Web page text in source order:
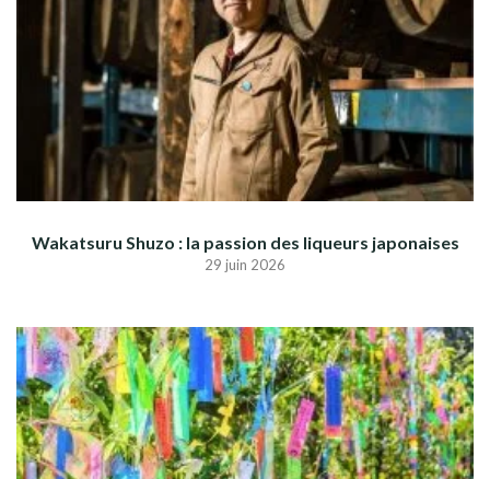
Wakatsuru Shuzo : la passion des liqueurs japonaises
29 juin 2026